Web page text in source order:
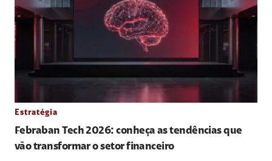
Estratégia
Febraban Tech 2026: conheça as tendências que
vão transformar o setor financeiro